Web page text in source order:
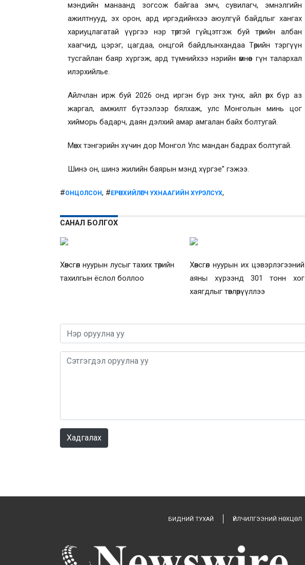
мэндийн манаанд зогсож байгаа эмч, сувилагч, эмнэлгийн
ажилтнууд, эх орон, ард иргэдийнхээ аюулгүй байдлыг хангах
хариуцлагатай үүргээ нэр төртэй гүйцэтгэж буй төрийн албан
хаагчид, цэрэг, цагдаа, онцгой байдлынхандаа Төрийн тэргүүн
тусгайлан баяр хүргэж, ард түмнийхээ нэрийн өмнөөс гүн талархал
илэрхийлье.
Айлчлан ирж буй 2026 онд иргэн бүр энх тунх, айл өрх бүр аз
жаргал, амжилт бүтээлээр бялхаж, улс Монголын минь цог
хийморь бадарч, даян дэлхий амар амгалан байх болтугай.
Мөнх тэнгэрийн хүчин дор Монгол Улс мандан бадрах болтугай.
Шинэ он, шинэ жилийн баярын мэнд хүргэе” гэжээ.
#ОНЦОЛСОН, # ЕРӨНХИЙЛӨГЧ УХНААГИЙН ХҮРЭЛСҮХ,
САНАЛ БОЛГОХ
Хөвсгөл нуурын лусыг тахих төрийн
тахилгын ёслол боллоо
Хөвсгөл нуурын их цэвэрлэгээний
аяны хүрээнд 301 тонн хог
хаягдлыг төвлөрүүллээ
Хадгалах
БИДНИЙ ТУХАЙ ҮЙЛЧИЛГЭЭНИЙ НӨХЦӨЛ